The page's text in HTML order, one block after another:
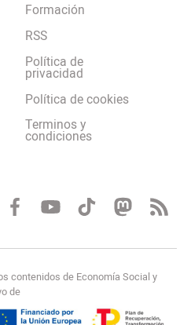
Formación
RSS
Política de
privacidad
Política de cookies
Terminos y
condiciones
contenidos de Economía Social y
de